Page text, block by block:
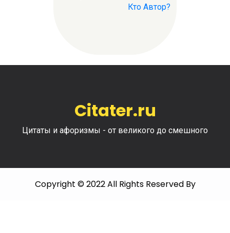
Кто Автор?
Citater.ru
Цитаты и афоризмы - от великого до смешного
Copyright © 2022 All Rights Reserved By